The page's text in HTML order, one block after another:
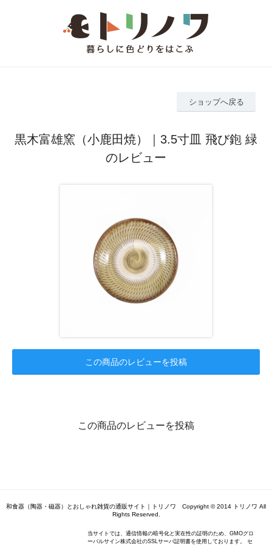
ショップへ戻る
黒木富雄窯（小鹿田焼）｜3.5寸皿 飛び鉋 緑
のレビュー
この商品のレビューを投稿
この商品のレビューを投稿
和食器（陶器・磁器）とおしゃれ雑貨の通販サイト｜トリノワ Copyright © 2014 トリノワ All
Rights Reserved.
当サイトでは、通信情報の暗号化と実在性の証明のため、GMOグロ
ーバルサイン株式会社のSSLサーバ証明書を使用しております。 セ